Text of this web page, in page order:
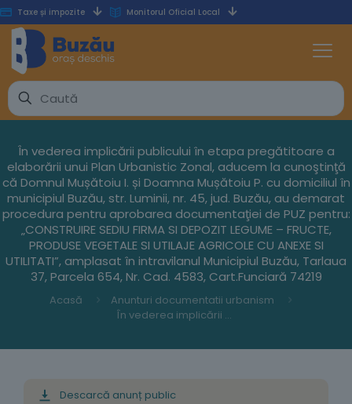
Taxe și impozite Monitorul Oficial Local
În vederea implicării publicului în etapa pregătitoare a
elaborării unui Plan Urbanistic Zonal, aducem la cunoştinţă
că Domnul Mușătoiu I. și Doamna Mușătoiu P. cu domiciliul în
municipiul Buzău, str. Luminii, nr. 45, jud. Buzău, au demarat
procedura pentru aprobarea documentaţiei de PUZ pentru:
„CONSTRUIRE SEDIU FIRMA SI DEPOZIT LEGUME – FRUCTE,
PRODUSE VEGETALE SI UTILAJE AGRICOLE CU ANEXE SI
UTILITATI”, amplasat în intravilanul Municipiul Buzău, Tarlaua
37, Parcela 654, Nr. Cad. 4583, Cart.Funciară 74219
Acasă
Anunturi documentatii urbanism
În vederea implicării publicului în etapa pregătitoare a elaborării unui Plan Urbanistic Zonal, aducem la cunoştinţă că Domnul Mușătoiu I. și Doamna Mușătoiu P. cu domiciliul în municipiul Buzău, str. Luminii, nr. 45, jud. Buzău, au demarat procedura pentru aprobarea documentaţiei de PUZ pentru: „CONSTRUIRE SEDIU FIRMA SI DEPOZIT LEGUME – FRUCTE, PRODUSE VEGETALE SI UTILAJE AGRICOLE CU ANEXE SI UTILITATI”, amplasat în intravilanul Municipiul Buzău, Tarlaua 37, Parcela 654, Nr. Cad. 4583, Cart.Funciară 74219
Descarcă anunț public